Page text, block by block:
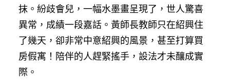
抹。紛歧會兒，一幅水墨畫呈現了，世人驚喜
異常，成績一段嘉話。黃師長教師只在紹興住
了幾天，卻非常中意紹興的風景，甚至打算買
房假寓！陪伴的人趕緊搖手，設法才未釀成實
際。